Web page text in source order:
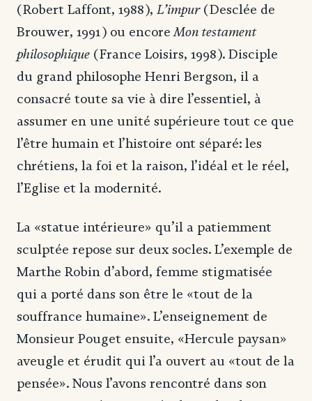
(Robert Laffont, 1988), L’impur(Desclée de
Brouwer, 1991) ou encoreMon testament
philosophique (France Loisirs, 1998). Disciple
du grand philosophe Henri Bergson, il a
consacré toute sa vie à dire l’essentiel, à
assumer en une unité supérieure tout ce que
l’être humain et l’histoire ont séparé: les
chrétiens, la foi et la raison, l’idéal et le réel,
l’Eglise et la modernité.
La «statue intérieure» qu’il a patiemment
sculptée repose sur deux socles. L’exemple de
Marthe Robin d’abord, femme stigmatisée
qui a porté dans son être le «tout de la
souffrance humaine». L’enseignement de
Monsieur Pouget ensuite, «Hercule paysan»
aveugle et érudit qui l’a ouvert au «tout de la
pensée». Nous l’avons rencontré dans son